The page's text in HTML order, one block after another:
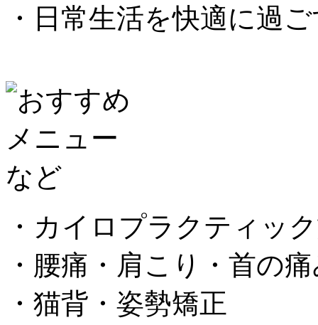
・日常生活を快適に過
・カイロプラクティッ
・腰痛・肩こり・首の
・猫背・姿勢矯正